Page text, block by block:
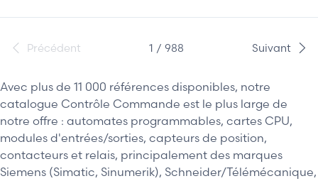
Avec plus de 11 000 références disponibles, notre
catalogue Contrôle Commande est le plus large de
notre offre : automates programmables, cartes CPU,
modules d'entrées/sorties, capteurs de position,
contacteurs et relais, principalement des marques
Siemens (Simatic, Sinumerik), Schneider/Télémécanique,
Précédent 1 / 988 Suivant